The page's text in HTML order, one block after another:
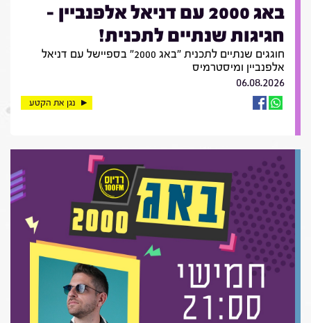
באג 2000 עם דניאל אלפנביין -
חגיגות שנתיים לתכנית!
חוגגים שנתיים לתכנית "באג 2000" בספיישל עם דניאל
אלפנביין ומיסטרמיס
06.08.2026
נגן את הקטע